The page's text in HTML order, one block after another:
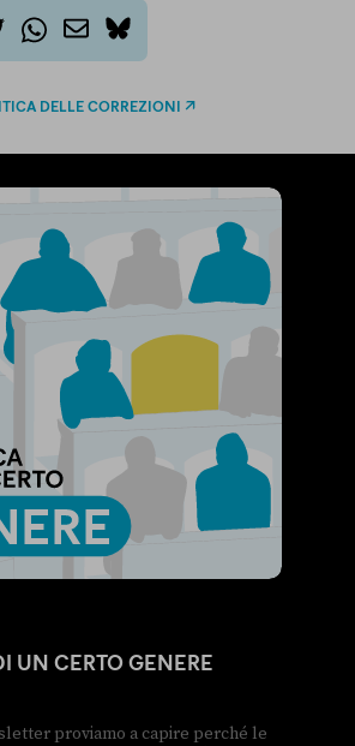
bluesky
DELLE CORREZIONI
UN CERTO GENERE
proviamo a capire perché le